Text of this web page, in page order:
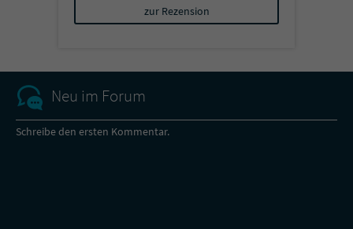
zur Rezension
Neu im Forum
Schreibe den ersten Kommentar.